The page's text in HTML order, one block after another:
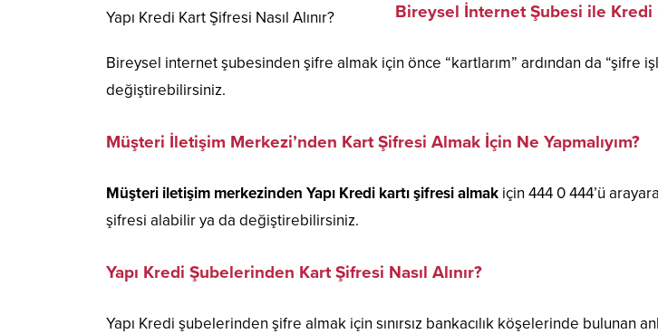
Yapı Kredi Kart Şifresi Nasıl Alınır? Bireysel İnternet Şubesi ile Kredi
Bireysel internet şubesinden şifre almak için önce “kartlarım” ardından da
değiştirebilirsiniz.
Müşteri İletişim Merkezi’nden Kart Şifresi Almak İçin Ne Yapmalıyım?
Müşteri iletişim merkezinden Yapı Kredi kartı şifresi almak için 444 0 444’ü
şifresi alabilir ya da değiştirebilirsiniz.
Yapı Kredi Şubelerinden Kart Şifresi Nasıl Alınır?
Yapı Kredi şubelerinden şifre almak için sınırsız bankacılık köşelerinde bulunan